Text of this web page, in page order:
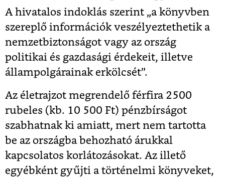
A hivatalos indoklás szerint „a könyvben
szereplő információk veszélyeztethetik a
nemzetbiztonságot vagy az ország
politikai és gazdasági érdekeit, illetve
állampolgárainak erkölcsét”.
Az életrajzot megrendelő férfira 2500
rubeles (kb. 10 500 Ft) pénzbírságot
szabhatnak ki amiatt, mert nem tartotta
be az országba behozható árukkal
kapcsolatos korlátozásokat. Az illető
egyébként gyűjti a történelmi könyveket,